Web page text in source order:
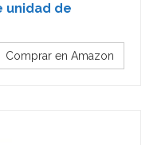
unidad de
Comprar en Amazon